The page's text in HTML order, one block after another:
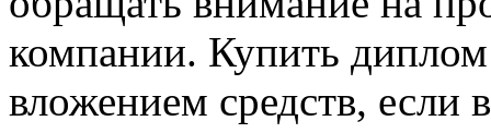
компании. Купить
вложением средств, если